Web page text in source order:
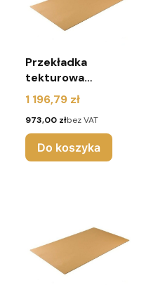
Przekładka
tekturowa
1200x800 mm 3W
(paleta 700 sztuk)
Cena
1 196,79 zł
Cena
973,00 złbez VAT
Do koszyka